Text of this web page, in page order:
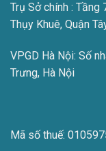
Trụ Sở chính :
Thụy Khuê, Quận
VPGD Hà Nội: Số
Trưng, Hà Nội
Mã số thuế: